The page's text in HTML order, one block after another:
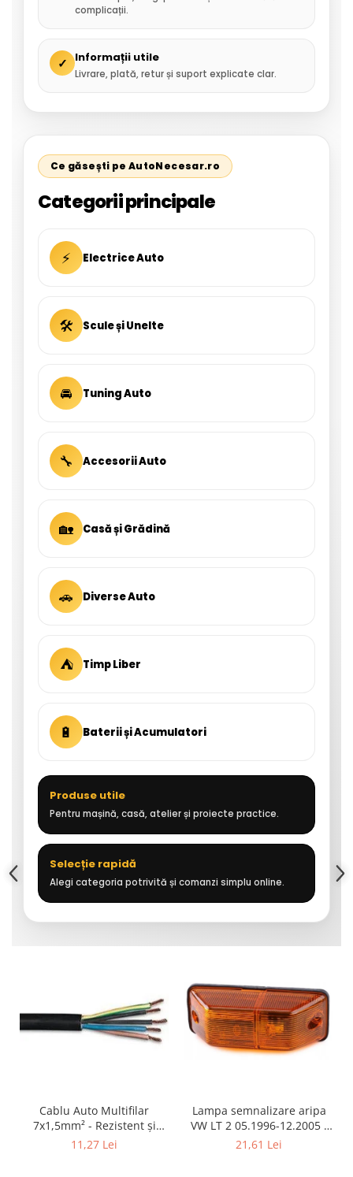
complicații.
✓ Informații utile
Livrare, plată, retur și suport explicate clar.
Ce găsești pe AutoNecesar.ro
Categorii principale
⚡ Electrice Auto
🛠 Scule și Unelte
🚘 Tuning Auto
🔧 Accesorii Auto
🏡 Casă și Grădină
🚗 Diverse Auto
⛺ Timp Liber
🔋 Baterii și Acumulatori
Produse utile
Pentru mașină, casă, atelier și proiecte practice.
Selecție rapidă
Alegi categoria potrivită și comanzi simplu online.
Cablu Auto Multifilar
7x1,5mm² - Rezistent și
Flexibil pentru Remorci 12V-
11,27 Lei
Lampa semnalizare aripa
VW LT 2 05.1996-12.2005 ;
Mercedes Sprinter 1995-
21,61 Lei